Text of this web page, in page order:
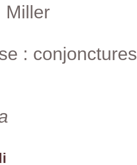
Miller
: conjonctures